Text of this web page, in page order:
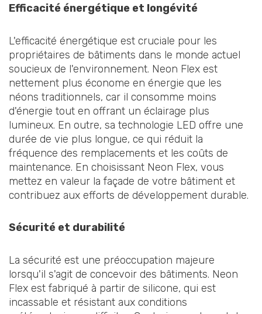
Efficacité énergétique et longévité
L'efficacité énergétique est cruciale pour les
propriétaires de bâtiments dans le monde actuel
soucieux de l'environnement. Neon Flex est
nettement plus économe en énergie que les
néons traditionnels, car il consomme moins
d'énergie tout en offrant un éclairage plus
lumineux. En outre, sa technologie LED offre une
durée de vie plus longue, ce qui réduit la
fréquence des remplacements et les coûts de
maintenance. En choisissant Neon Flex, vous
mettez en valeur la façade de votre bâtiment et
contribuez aux efforts de développement durable.
Sécurité et durabilité
La sécurité est une préoccupation majeure
lorsqu'il s'agit de concevoir des bâtiments. Neon
Flex est fabriqué à partir de silicone, qui est
incassable et résistant aux conditions